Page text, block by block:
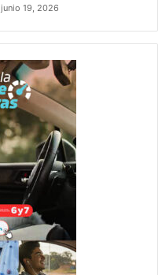
junio 19, 2026